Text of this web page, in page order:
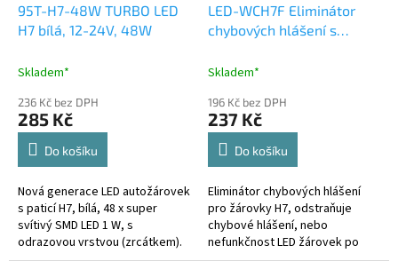
95T-H7-48W TURBO LED
H7 bílá, 12-24V, 48W
Skladem*
236 Kč bez DPH
285 Kč
Do košíku
Nová generace LED autožárovek
s paticí H7, bílá, 48 x super
svítivý SMD LED 1 W, s
odrazovou vrstvou (zrcátkem).
Technické parametry - patice H7
LED-WCH7F Eliminátor
chybových hlášení s
Skladem*
196 Kč bez DPH
237 Kč
Do košíku
Eliminátor chybových hlášení
pro žárovky H7, odstraňuje
chybové hlášení, nebo
nefunkčnost LED žárovek po
montáži do nových vozidel se